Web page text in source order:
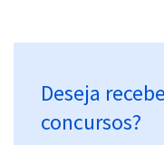
Deseja
concursos?